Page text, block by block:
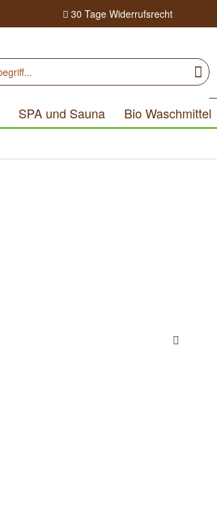
30 Tage Widerrufsrecht
SPA und Sauna Bio Waschmittel